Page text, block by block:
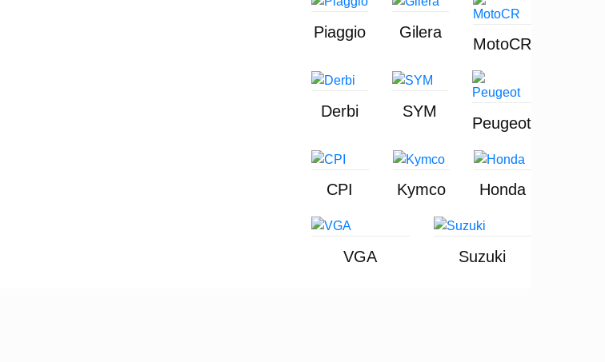
Piaggio Gilera
MotoCR
Derbi SYM
Peugeot
CPI Kymco Honda
VGA Suzuki